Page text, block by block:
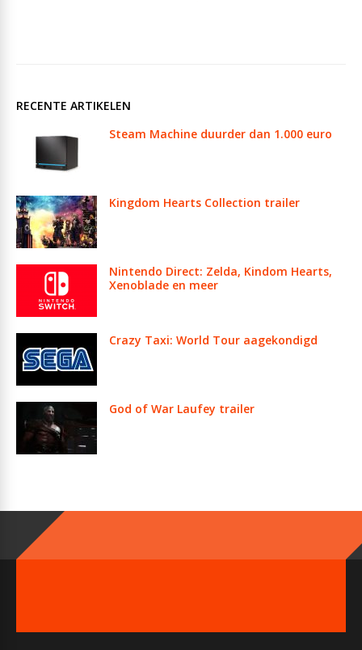
RECENTE ARTIKELEN
Steam Machine duurder dan 1.000 euro
Kingdom Hearts Collection trailer
Nintendo Direct: Zelda, Kindom Hearts,
Xenoblade en meer
Crazy Taxi: World Tour aagekondigd
God of War Laufey trailer